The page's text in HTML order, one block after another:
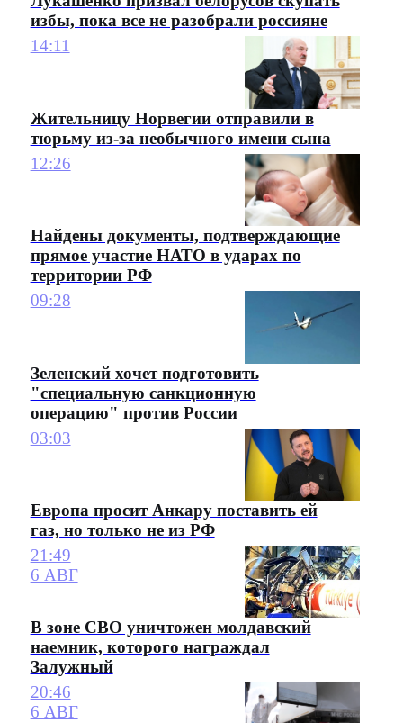
избы, пока все не разобрали россияне
14:11
Жительницу Норвегии отправили в
тюрьму из-за необычного имени сына
12:26
Найдены документы, подтверждающие
прямое участие НАТО в ударах по
территории РФ
09:28
Зеленский хочет подготовить
"специальную санкционную
операцию" против России
03:03
Европа просит Анкару поставить ей
газ, но только не из РФ
21:49
6 АВГ
В зоне СВО уничтожен молдавский
наемник, которого награждал
Залужный
20:46
6 АВГ